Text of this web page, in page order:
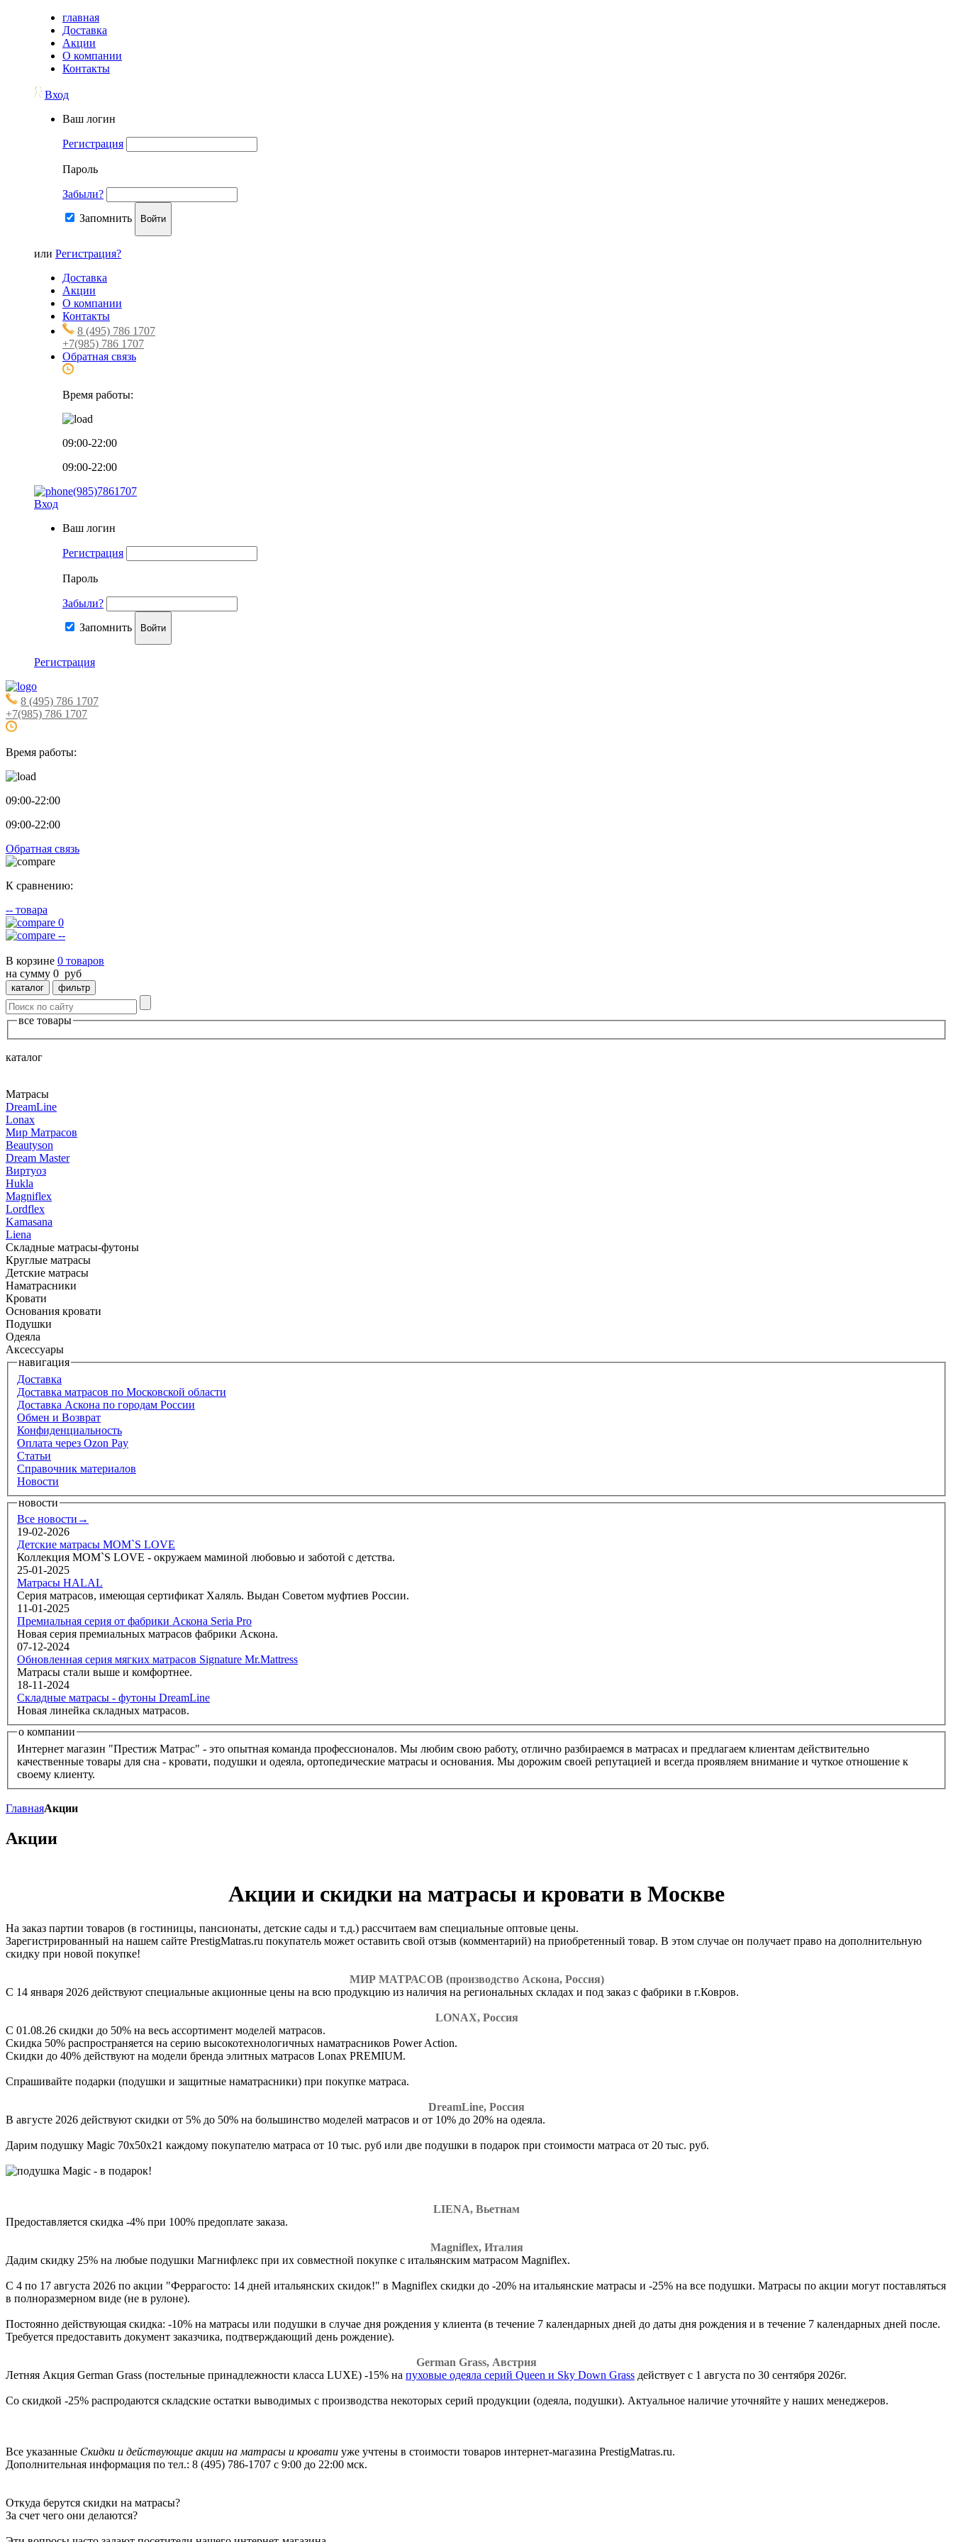
главная
Доставка
Акции
О компании
Контакты
Вход
Ваш логин
Регистрация
Пароль
Забыли?
Запомнить Войти
или Регистрация?
Доставка
Акции
О компании
Контакты
8 (495) 786 1707
+7(985) 786 1707
Обратная связь
Время работы:
09:00-22:00
09:00-22:00
(985)7861707
Вход
Ваш логин
Регистрация
Пароль
Забыли?
Запомнить Войти
Регистрация
8 (495) 786 1707
+7(985) 786 1707
Время работы:
09:00-22:00
09:00-22:00
Обратная связь
К сравнению:
-- товара
0
--
В корзине 0 товаров
на сумму 0 руб
каталог фильтр
все товары
каталог
Матрасы
DreamLine
Lonax
Мир Mатрасов
Beautyson
Dream Master
Виртуоз
Hukla
Magniflex
Lordflex
Kamasana
Liena
Складные матрасы-футоны
Круглые матрасы
Детские матрасы
Наматрасники
Кровати
Основания кровати
Подушки
Одеяла
Аксессуары
навигация
Доставка
Доставка матрасов по Московской области
Доставка Аскона по городам России
Обмен и Возврат
Конфиденциальность
Оплата через Ozon Pay
Статьи
Справочник материалов
Новости
новости
Все новости→
19-02-2026
Детские матрасы MOM`S LOVE
Коллекция MOM`S LOVE - окружаем маминой любовью и заботой с детства.
25-01-2025
Матрасы HALAL
Серия матрасов, имеющая сертификат Халяль. Выдан Советом муфтиев России.
11-01-2025
Премиальная серия от фабрики Аскона Seria Pro
Новая серия премиальных матрасов фабрики Аскона.
07-12-2024
Обновленная серия мягких матрасов Signature Mr.Mattress
Матрасы стали выше и комфортнее.
18-11-2024
Складные матрасы - футоны DreamLine
Новая линейка складных матрасов.
о компании
Интернет магазин "Престиж Матрас" - это опытная команда профессионалов. Мы любим свою работу, отлично разбираемся в матрасах и предлагаем клиентам действительно
качественные товары для сна - кровати, подушки и одеяла, ортопедические матрасы и основания. Мы дорожим своей репутацией и всегда проявляем внимание и чуткое отношение к
своему клиенту.
ГлавнаяАкции
Акции
Акции и скидки на матрасы и кровати в Москве
На заказ партии товаров (в гостиницы, пансионаты, детские сады и т.д.) рассчитаем вам специальные оптовые цены.
Зарегистрированный на нашем сайте PrestigMatras.ru покупатель может оставить свой отзыв (комментарий) на приобретенный товар. В этом случае он получает право на дополнительную
скидку при новой покупке!
МИР МАТРАСОВ (производство Аскона, Россия)
С 14 января 2026 действуют специальные акционные цены на всю продукцию из наличия на региональных складах и под заказ с фабрики в г.Ковров.
LONAX, Россия
С 01.08.26 скидки до 50% на весь ассортимент моделей матрасов.
Скидка 50% распространяется на серию высокотехнологичных наматрасников Power Action.
Скидки до 40% действуют на модели бренда элитных матрасов Lonax PREMIUM.
Спрашивайте подарки (подушки и защитные наматрасники) при покупке матраса.
DreamLine, Россия
В августе 2026 действуют скидки от 5% до 50% на большинство моделей матрасов и от 10% до 20% на одеяла.
Дарим подушку Magic 70х50х21 каждому покупателю матраса от 10 тыс. руб или две подушки в подарок при стоимости матраса от 20 тыс. руб.
LIENA, Вьетнам
Предоставляется скидка -4% при 100% предоплате заказа.
Magniflex, Италия
Дадим скидку 25% на любые подушки Магнифлекс при их совместной покупке с итальянским матрасом Magniflex.
С 4 по 17 августа 2026 по акции "Феррагосто: 14 дней итальянских скидок!" в Magniflex скидки до -20% на итальянские матрасы и -25% на все подушки. Матрасы по акции могут поставляться
в полноразмерном виде (не в рулоне).
Постоянно действующая скидка: -10% на матрасы или подушки в случае дня рождения у клиента (в течение 7 календарных дней до даты дня рождения и в течение 7 календарных дней после.
Требуется предоставить документ заказчика, подтверждающий день рождение).
German Grass, Австрия
Летняя Акция German Grass (постельные принадлежности класса LUXE) -15% на пуховые одеяла серий Queen и Sky Down Grass действует с 1 августа по 30 сентября 2026г.
Со скидкой -25% распродаются складские остатки выводимых с производства некоторых серий продукции (одеяла, подушки). Актуальное наличие уточняйте у наших менеджеров.
Все указанные Скидки и действующие акции на матрасы и кровати уже учтены в стоимости товаров интернет-магазина PrestigMatras.ru.
Дополнительная информация по тел.: 8 (495) 786-1707 с 9:00 до 22:00 мск.
Откуда берутся скидки на матрасы?
За счет чего они делаются?